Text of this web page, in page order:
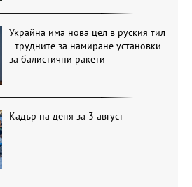
Украйна има нова цел в руския тил
- трудните за намиране установки
за балистични ракети
Кадър на деня за 3 август